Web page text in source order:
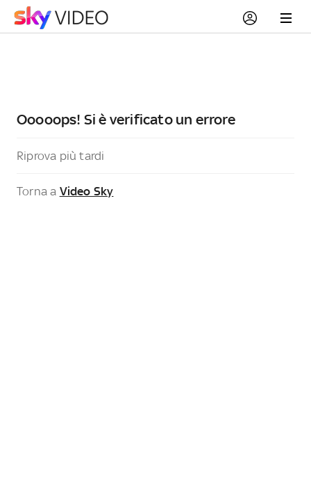
Ooooops! Si è verificato un errore
Riprova più tardi
Torna a Video Sky